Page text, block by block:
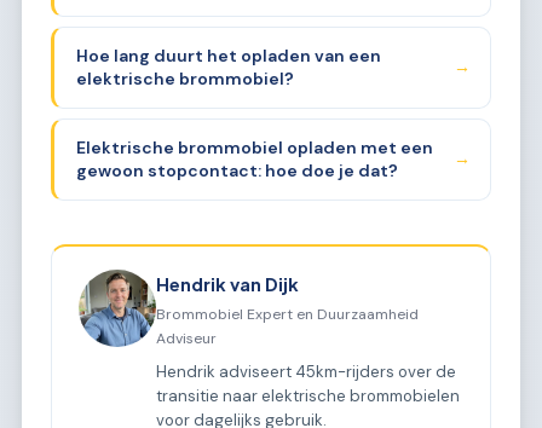
Hoe lang duurt het opladen van een
elektrische brommobiel?
→
Elektrische brommobiel opladen met een
gewoon stopcontact: hoe doe je dat?
→
Hendrik van Dijk
Brommobiel Expert en Duurzaamheid
Adviseur
Hendrik adviseert 45km-rijders over de
transitie naar elektrische brommobielen
voor dagelijks gebruik.